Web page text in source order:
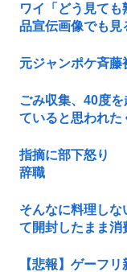
ワイ「どう見て
品宣伝画像でも見
元ジャンポケ斉藤
ごみ収集、40度
ていると思われた
指摘に部下怒り
辞職
そんなに料理しな
て開封したまま消
【悲報】ゲーフ